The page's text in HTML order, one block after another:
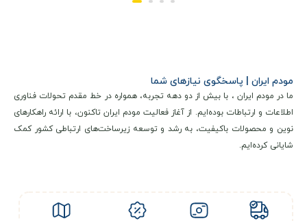
مودم ایران | پاسخگوی نیازهای شما
ما در مودم ایران ، با بیش از دو دهه تجربه، همواره در خط مقدم تحولات فناوری
اطلاعات و ارتباطات بوده‌ایم. از آغاز فعالیت مودم ایران تاکنون، با ارائه راهکارهای
نوین و محصولات باکیفیت، به رشد و توسعه زیرساخت‌های ارتباطی کشور کمک
شایانی کرده‌ایم.